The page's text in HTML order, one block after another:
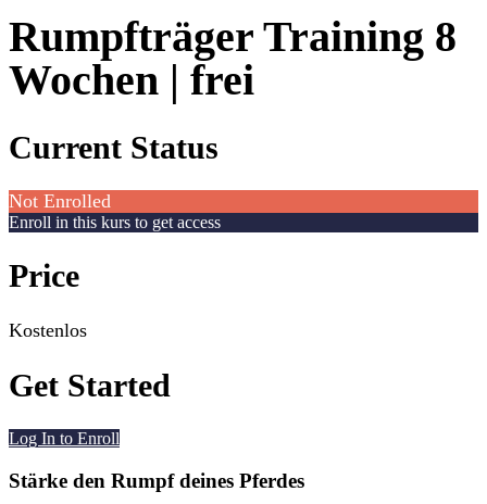
Rumpfträger Training 8
Wochen | frei
Current Status
Not Enrolled
Enroll in this kurs to get access
Price
Kostenlos
Get Started
Log In to Enroll
Stärke den Rumpf deines Pferdes